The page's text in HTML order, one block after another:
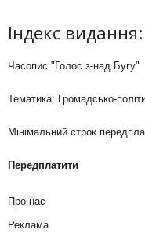
Індекс видання:
Часопис "Голос з-над Бугу"
Тематика: Громадсько-
Мінімальний строк
Передплатити
Про нас
Реклама